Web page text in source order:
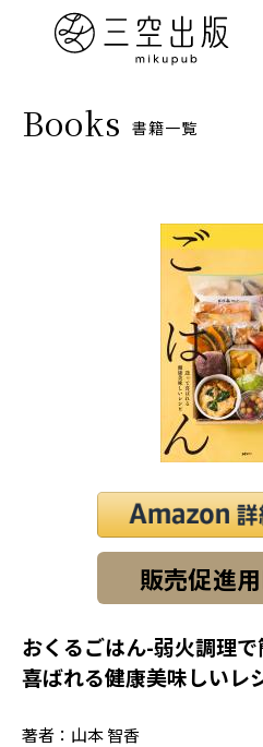
Books 書籍一覧
販売促進
おくるごはん-弱火調理
喜ばれる健康美味しいレ
著者：山本 智香